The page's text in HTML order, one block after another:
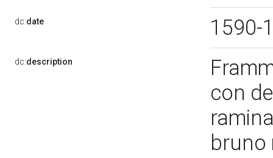
dc:date 1590-
dc:description
con